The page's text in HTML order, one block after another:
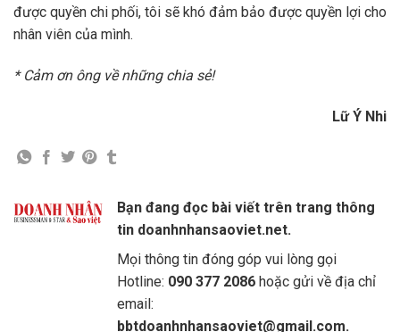
được quyền chi phối, tôi sẽ khó đảm bảo được quyền lợi cho
nhân viên của mình.
* Cảm ơn ông về những chia sẻ!
Lữ Ý Nhi
Bạn đang đọc bài viết trên trang thông
tin doanhnhansaoviet.net.
Mọi thông tin đóng góp vui lòng gọi
Hotline: 090 377 2086 hoặc gửi về địa chỉ
email:
bbtdoanhnhansaoviet@gmail.com.